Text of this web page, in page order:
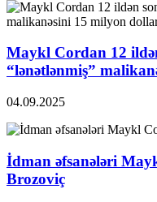
Maykl Cordan 12
“lənətlənmiş”
04.09.2025
İdman əfsanələri
Brozoviç